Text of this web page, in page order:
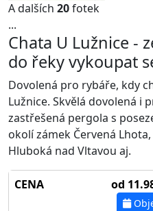
A dalších 20fotek
...
Chata U Lužnice -
do řeky vykoupat
Dovolená pro rybáře, kdy
Lužnice. Skvělá dovolená i
zastřešená pergola s
okolí zámek Červená
Hluboká nad Vltavou aj.
CENA od